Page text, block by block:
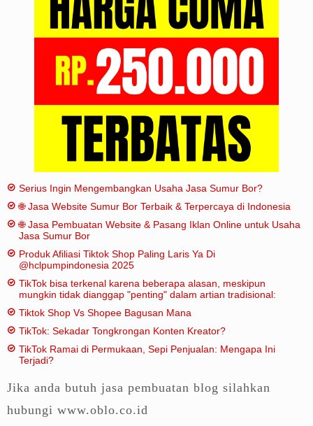
Serius Ingin Mengembangkan Usaha Jasa Sumur Bor?
🌐 Jasa Website Sumur Bor Terbaik & Terpercaya di Indonesia
🌐 Jasa Pembuatan Website & Pasang Iklan Online untuk Usaha
Jasa Sumur Bor
Produk Afiliasi Tiktok Shop Paling Laris Ya Di
@hclpumpindonesia 2025
TikTok bisa terkenal karena beberapa alasan, meskipun
mungkin tidak dianggap "penting" dalam artian tradisional:
Tiktok Shop Vs Shopee Bagusan Mana
TikTok: Sekadar Tongkrongan Konten Kreator?
TikTok Ramai di Permukaan, Sepi Penjualan: Mengapa Ini
Terjadi?
Jika anda butuh jasa pembuatan blog silahkan
hubungi www.oblo.co.id
Sitemap